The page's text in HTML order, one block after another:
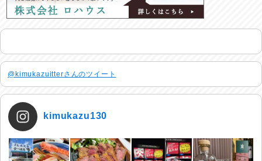
@kimukazuitterさんのツイート
kimukazu130